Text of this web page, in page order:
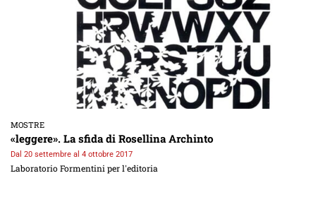
MOSTRE
«leggere». La sfida di Rosellina Archinto
Dal 20 settembre al 4 ottobre 2017
Laboratorio Formentini per l'editoria